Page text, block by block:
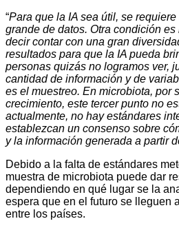
“Para que la IA sea útil, se
grande de datos. Otra condición
decir contar con una gran
resultados para que la IA pueda
personas quizás no logramos ver,
cantidad de información y de
es el muestreo. En microbiota, por
crecimiento, este tercer punto no
actualmente, no hay estándares
establezcan un consenso sobre
y la información generada a partir
Debido a la falta de estándares
muestra de microbiota puede dar
dependiendo en qué lugar se la
espera que en el futuro se lleguen
entre los países.